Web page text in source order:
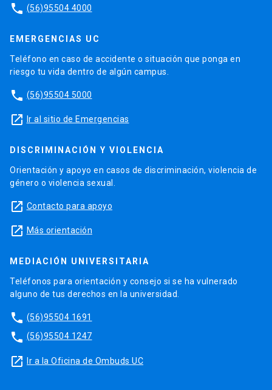
phone (56)95504 4000
EMERGENCIAS UC
Teléfono en caso de accidente o situación que ponga en
riesgo tu vida dentro de algún campus.
phone (56)95504 5000
launch Ir al sitio de Emergencias
DISCRIMINACIÓN Y VIOLENCIA
Orientación y apoyo en casos de discriminación, violencia de
género o violencia sexual.
launch Contacto para apoyo
launch Más orientación
MEDIACIÓN UNIVERSITARIA
Teléfonos para orientación y consejo si se ha vulnerado
alguno de tus derechos en la universidad.
phone (56)95504 1691
phone (56)95504 1247
launch Ir a la Oficina de Ombuds UC